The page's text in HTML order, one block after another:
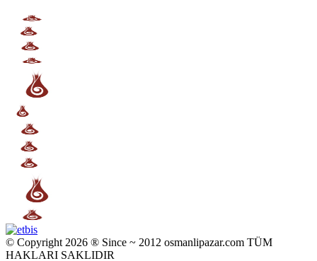
© Copyright 2026 ® Since ~ 2012 osmanlipazar.com TÜM
HAKLARI SAKLIDIR